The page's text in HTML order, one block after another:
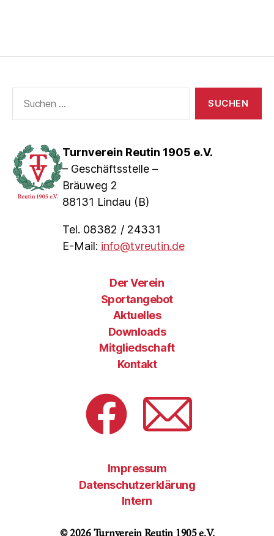
Turnverein Reutin 1905 e.V.
– Geschäftsstelle –
Bräuweg 2
88131 Lindau (B)
Tel. 08382 / 24331
E-Mail: info@tvreutin.de
nach:
Der Verein
Sportangebot
Aktuelles
Downloads
Mitgliedschaft
Kontakt
Facebook
E-
Impressum
Datenschutzerklärung
Intern